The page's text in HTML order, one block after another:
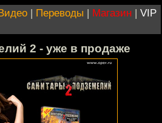
| Переводы | Магазин | VIP
2 - уже в продаже